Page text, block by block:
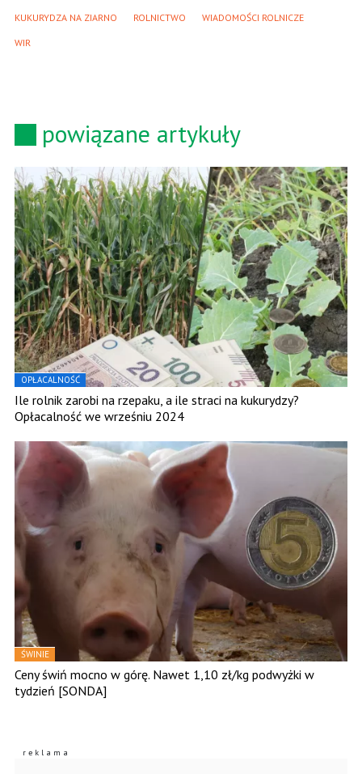
KUKURYDZA NA ZIARNO ROLNICTWO WIADOMOŚCI ROLNICZE
WIR
powiązane artykuły
OPŁACALNOŚĆ
Ile rolnik zarobi na rzepaku, a ile straci na kukurydzy?
Opłacalność we wrześniu 2024
ŚWINIE
Ceny świń mocno w górę. Nawet 1,10 zł/kg podwyżki w
tydzień [SONDA]